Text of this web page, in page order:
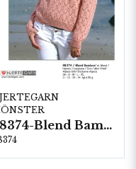
98374-Blend Bamboo